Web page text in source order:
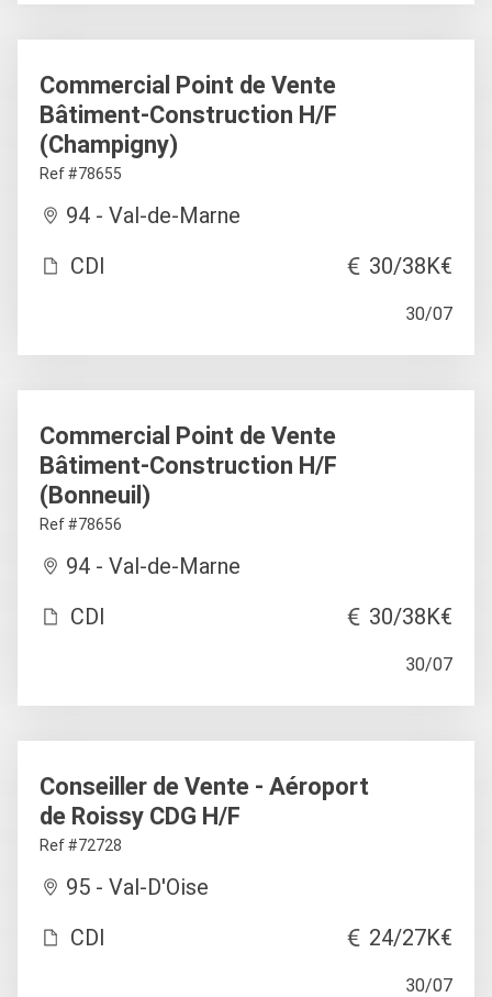
Commercial Point de Vente
Bâtiment-Construction H/F
(Champigny)
Ref #78655
94 - Val-de-Marne
CDI
30/38K€
30/07
Commercial Point de Vente
Bâtiment-Construction H/F
(Bonneuil)
Ref #78656
94 - Val-de-Marne
CDI
30/38K€
30/07
Conseiller de Vente - Aéroport
de Roissy CDG H/F
Ref #72728
95 - Val-D'Oise
CDI
24/27K€
30/07